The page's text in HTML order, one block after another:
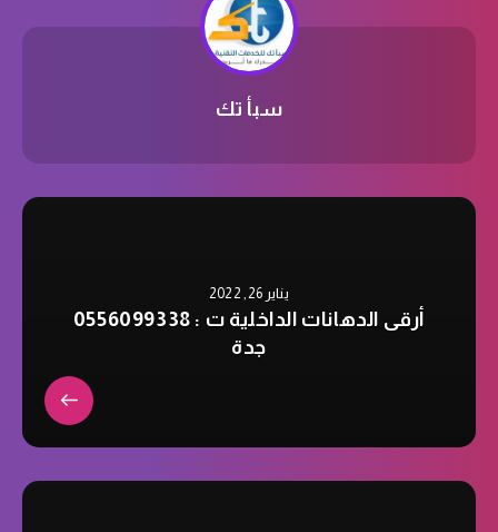
سبأ تك
يناير 26, 2022
أرقى الدهانات الداخلية ت : 0556099338
جدة